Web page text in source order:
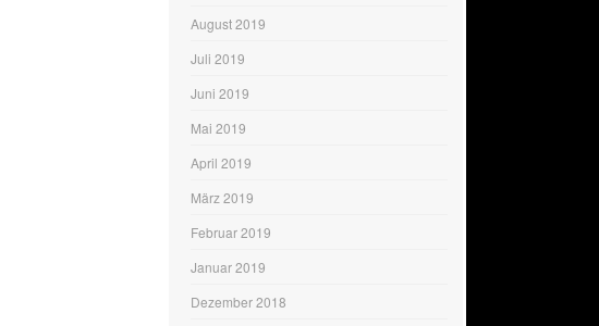
August 2019
Juli 2019
Juni 2019
Mai 2019
April 2019
März 2019
Februar 2019
Januar 2019
Dezember 2018